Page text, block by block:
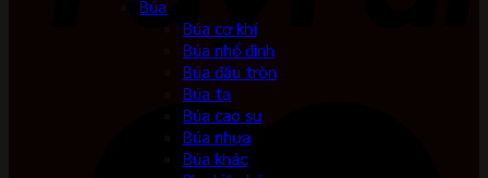
Búa
Búa cơ khí
Búa nhổ đinh
Búa đầu tròn
Búa tạ
Búa cao su
Búa nhựa
Búa khác